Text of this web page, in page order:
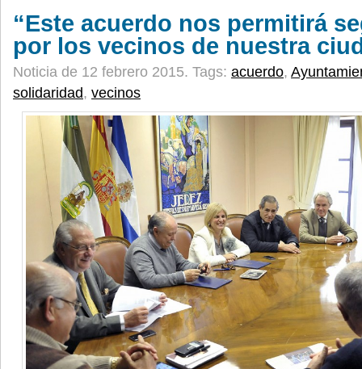
“Este acuerdo nos permitirá
por los vecinos de nuestra
Noticia de 12 febrero 2015. Tags: acuerdo,
solidaridad, vecinos